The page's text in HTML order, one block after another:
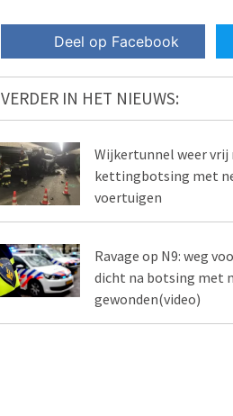
Deel op Facebook
VERDER IN HET NIEUWS:
Wijkertunnel weer vrij
kettingbotsing met
voertuigen
Ravage op N9: weg
dicht na botsing met
gewonden(video)